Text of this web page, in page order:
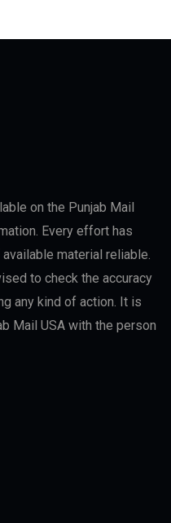
on the Punjab Mail
Every effort has
material reliable.
to check the accuracy
any kind of action. It is
Mail USA with the person